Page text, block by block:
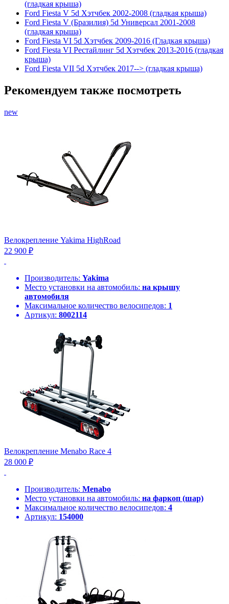
(гладкая крыша)
Ford Fiesta V 5d Хэтчбек 2002-2008 (гладкая крыша)
Ford Fiesta V (Бразилия) 5d Универсал 2001-2008
(гладкая крыша)
Ford Fiesta VI 5d Хэтчбек 2009-2016 (Гладкая крыша)
Ford Fiesta VI Рестайлинг 5d Хэтчбек 2013-2016 (гладкая
крыша)
Ford Fiesta VII 5d Хэтчбек 2017--> (гладкая крыша)
Рекомендуем также посмотреть
new
Велокрепление Yakima HighRoad
22 900 ₽
Производитель: Yakima
Место установки на автомобиль: на крышу
автомобиля
Максимальное количество велосипедов: 1
Артикул: 8002114
Велокрепление Menabo Race 4
28 000 ₽
Производитель: Menabo
Место установки на автомобиль: на фаркоп (шар)
Максимальное количество велосипедов: 4
Артикул: 154000